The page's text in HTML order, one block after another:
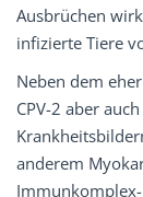
Ausbrüchen
infizierte Tiere
Neben dem
CPV-2 aber
anderem